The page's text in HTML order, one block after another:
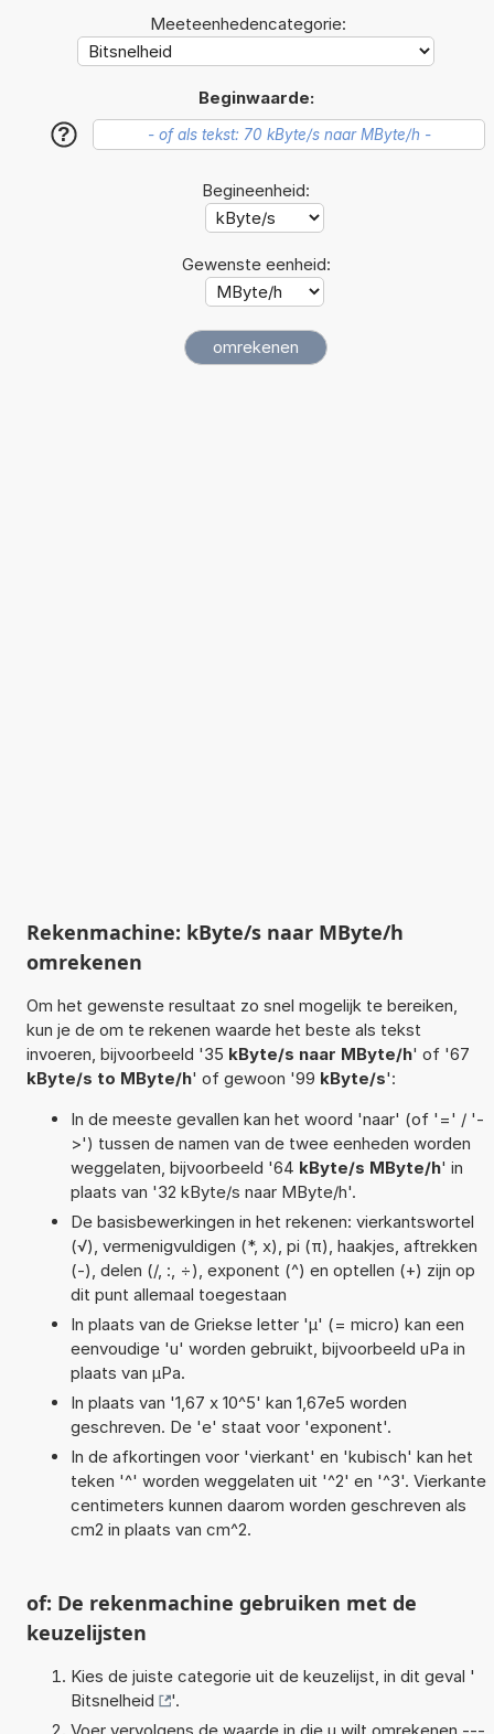
Meeteenhedencategorie:
Beginwaarde:
?
Begineenheid:
Gewenste eenheid:
Rekenmachine: kByte/s naar MByte/h
omrekenen
Om het gewenste resultaat zo snel mogelijk te bereiken,
kun je de om te rekenen waarde het beste als tekst
invoeren, bijvoorbeeld '35 kByte/s naar MByte/h' of '67
kByte/s to MByte/h' of gewoon '99 kByte/s':
In de meeste gevallen kan het woord 'naar' (of '=' / '-
>') tussen de namen van de twee eenheden worden
weggelaten, bijvoorbeeld '64 kByte/s MByte/h' in
plaats van '32 kByte/s naar MByte/h'.
De basisbewerkingen in het rekenen: vierkantswortel
(√), vermenigvuldigen (*, x), pi (π), haakjes, aftrekken
(-), delen (/, :, ÷), exponent (^) en optellen (+) zijn op
dit punt allemaal toegestaan
In plaats van de Griekse letter 'µ' (= micro) kan een
eenvoudige 'u' worden gebruikt, bijvoorbeeld uPa in
plaats van µPa.
In plaats van '1,67 x 10^5' kan 1,67e5 worden
geschreven. De 'e' staat voor 'exponent'.
In de afkortingen voor 'vierkant' en 'kubisch' kan het
teken '^' worden weggelaten uit '^2' en '^3'. Vierkante
centimeters kunnen daarom worden geschreven als
cm2 in plaats van cm^2.
of: De rekenmachine gebruiken met de
keuzelijsten
Kies de juiste categorie uit de keuzelijst, in dit geval '
Bitsnelheid
'.
Voer vervolgens de waarde in die u wilt omrekenen ---